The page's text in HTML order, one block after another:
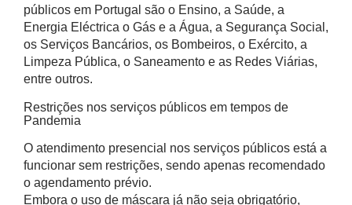
públicos em Portugal são o Ensino, a Saúde, a
Energia Eléctrica o Gás e a Água, a Segurança Social,
os Serviços Bancários, os Bombeiros, o Exército, a
Limpeza Pública, o Saneamento e as Redes Viárias,
entre outros.
Restrições nos serviços públicos em tempos de
Pandemia
O atendimento presencial nos serviços públicos está a
funcionar sem restrições, sendo apenas recomendado
o agendamento prévio.
Embora o uso de máscara já não seja obrigatório,